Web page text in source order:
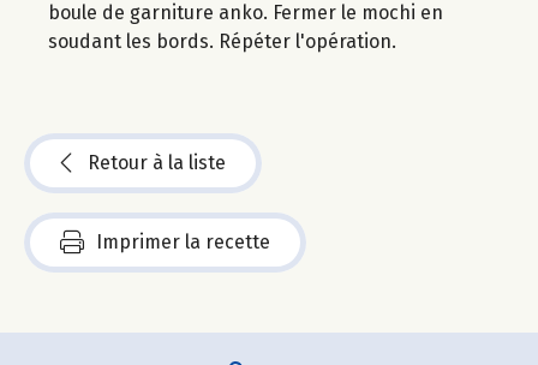
boule de garniture anko. Fermer le mochi en
soudant les bords. Répéter l'opération.
Retour à la liste
Imprimer la recette